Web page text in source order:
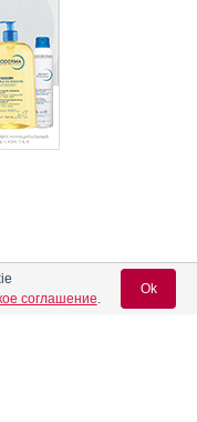
соглашение.
Ok